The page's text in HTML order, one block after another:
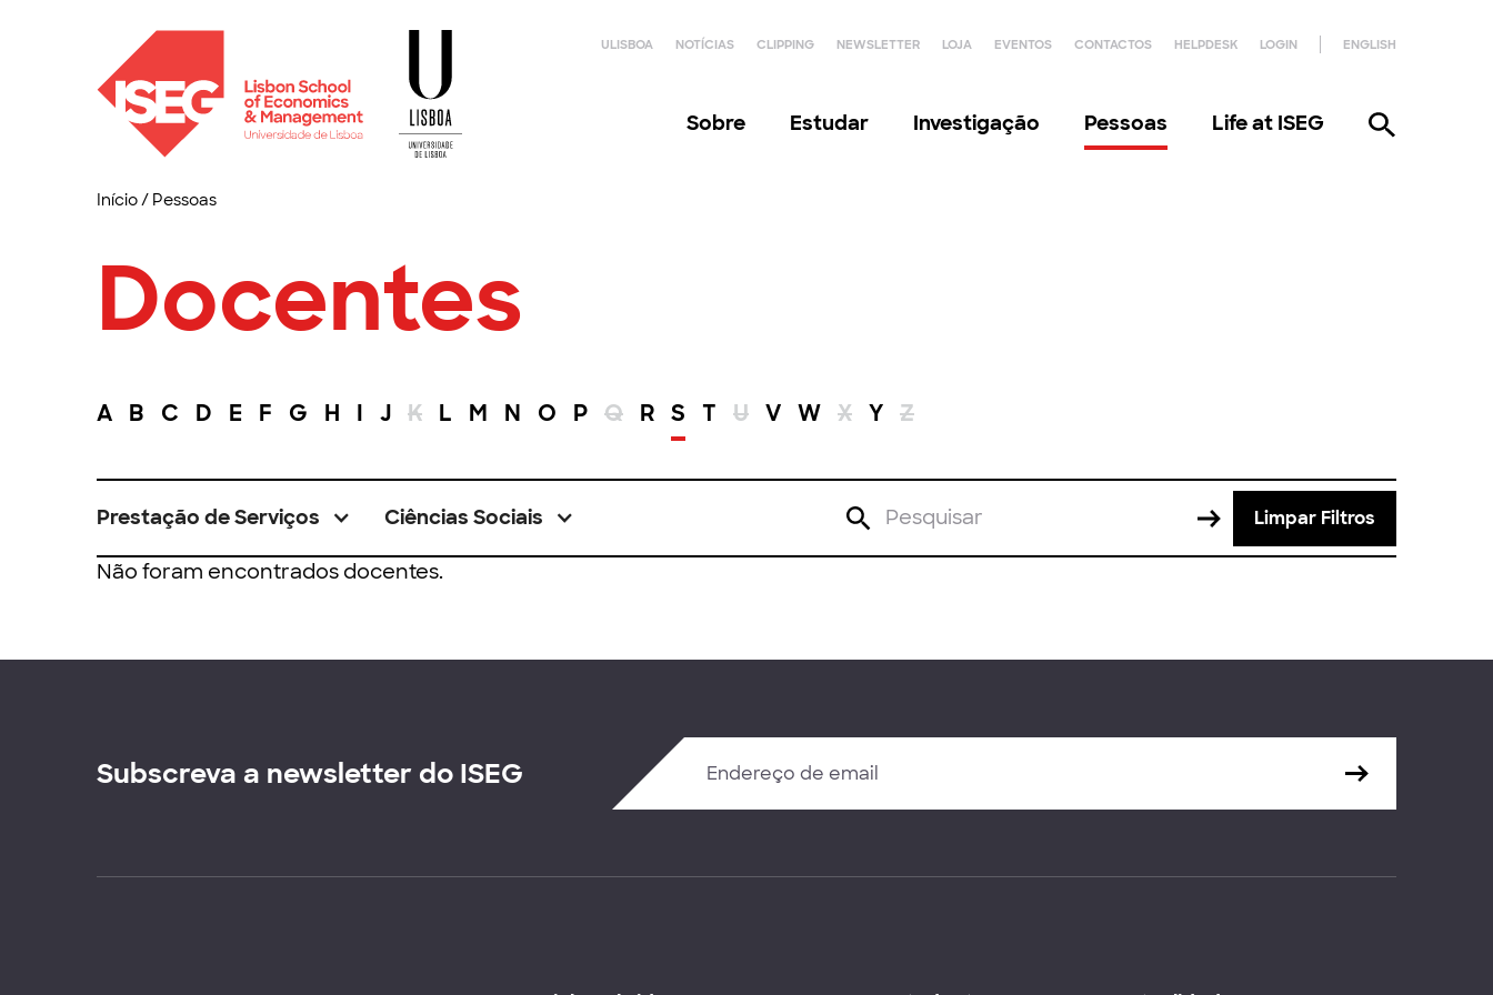
ULISBOA NOTÍCIAS CLIPPING NEWSLETTER LOJA EVENTOS CONTACTOS HELPDESK LOGIN ENGLISH
Sobre Estudar Investigação Pessoas Life at ISEG
Início/ Pessoas
Docentes
A B C D E F G H I J K L M N O P Q R S T U V W X Y Z
Prestação de Serviços Ciências Sociais Limpar Filtros
Não foram encontrados docentes.
Subscreva a newsletter do ISEG